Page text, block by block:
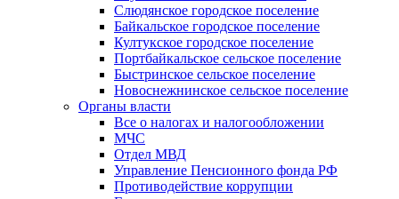
Слюдянское городское поселение
Байкальское городское поселение
Култукское городское поселение
Портбайкальское сельское поселение
Быстринское сельское поселение
Новоснежнинское сельское поселение
Органы власти
Все о налогах и налогообложении
МЧС
Отдел МВД
Управление Пенсионного фонда РФ
Противодействие коррупции